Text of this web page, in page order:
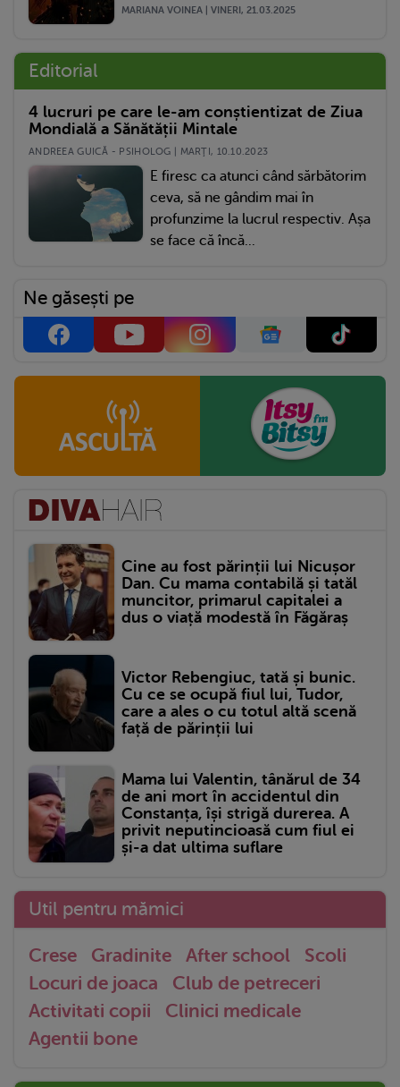
MARIANA VOINEA | VINERI, 21.03.2025
Editorial
4 lucruri pe care le-am conștientizat de Ziua
Mondială a Sănătății Mintale
ANDREEA GUICĂ - PSIHOLOG | MARŢI, 10.10.2023
E firesc ca atunci când sărbătorim
ceva, să ne gândim mai în
profunzime la lucrul respectiv. Așa
se face că încă...
Ne găsești pe
Cine au fost părinții lui Nicușor
Dan. Cu mama contabilă și tatăl
muncitor, primarul capitalei a
dus o viață modestă în Făgăraș
Victor Rebengiuc, tată și bunic.
Cu ce se ocupă fiul lui, Tudor,
care a ales o cu totul altă scenă
față de părinții lui
Mama lui Valentin, tânărul de 34
de ani mort în accidentul din
Constanța, își strigă durerea. A
privit neputincioasă cum fiul ei
și-a dat ultima suflare
Util pentru mămici
Crese Gradinite After school
Scoli
Locuri de joaca
Club de petreceri
Activitati copii
Clinici medicale
Agentii bone